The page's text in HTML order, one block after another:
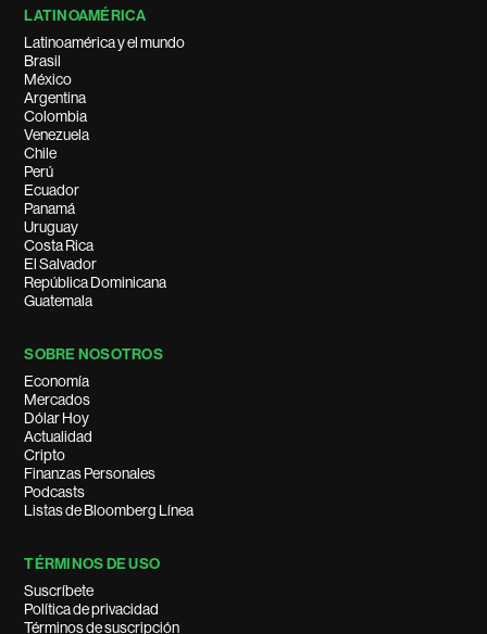
LATINOAMÉRICA
Latinoamérica y el mundo
Brasil
México
Argentina
Colombia
Venezuela
Chile
Perú
Ecuador
Panamá
Uruguay
Costa Rica
El Salvador
República Dominicana
Guatemala
SOBRE NOSOTROS
Economía
Mercados
Dólar Hoy
Actualidad
Cripto
Finanzas Personales
Podcasts
Listas de Bloomberg Línea
TÉRMINOS DE USO
Suscríbete
Política de privacidad
Términos de suscripción